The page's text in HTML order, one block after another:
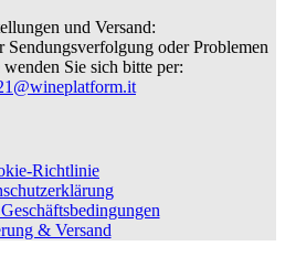
und Versand:
oder Problemen
Sie sich bitte per:
Richtlinie
& Versand